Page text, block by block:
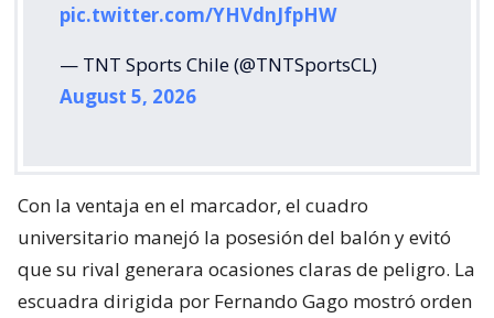
pic.twitter.com/YHVdnJfpHW
— TNT Sports Chile (@TNTSportsCL)
August 5, 2026
Con la ventaja en el marcador, el cuadro
universitario manejó la posesión del balón y evitó
que su rival generara ocasiones claras de peligro. La
escuadra dirigida por Fernando Gago mostró orden